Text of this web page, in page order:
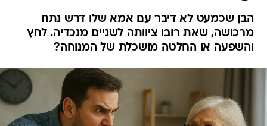
הבן שכמעט לא דיבר עם אמא שלו דרש נתח
מרכושה, שאת רובו ציוותה לשניים מנכדיה. לחץ
והשפעה או החלטה מושכלת של המנוחה?